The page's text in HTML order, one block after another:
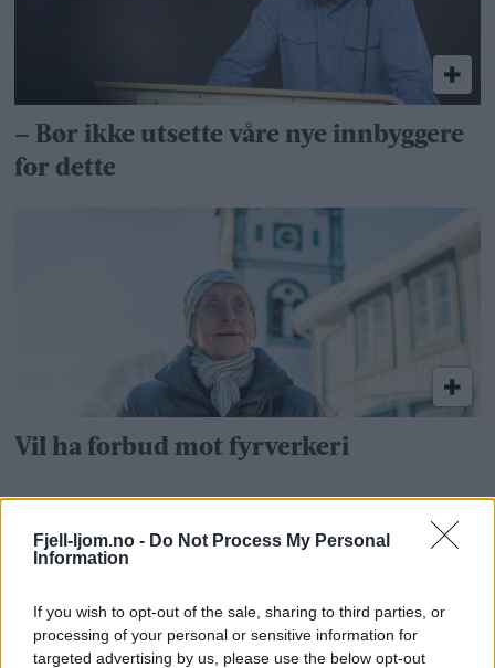
Fjell-ljom.no - Do Not Process My Personal
Information
If you wish to opt-out of the sale, sharing to third parties, or
processing of your personal or sensitive information for
targeted advertising by us, please use the below opt-out
– Bør ikke utsette våre nye innbyggere
for dette
Vil ha forbud mot fyrverkeri
Fjell-Ljom arbeider etterVær Varsom-
plakatens reglerfor god presseskikk.